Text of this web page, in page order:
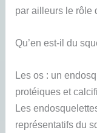
par ailleurs le rôle
Qu’en est-il du
Les os : un
protéiques et
Les
représentatifs du